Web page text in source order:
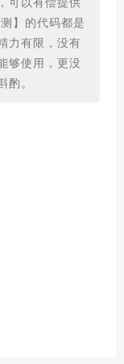
可以有偿提供
】的代码都是
力有限，没有
够使用，更没
酌。